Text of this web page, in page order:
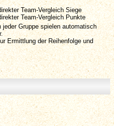
Team-Vergleich Siege
Team-Vergleich Punkte
Gruppe spielen automatisch
Ermittlung der Reihenfolge und